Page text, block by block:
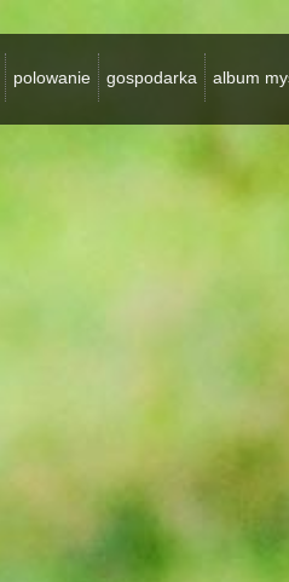
polowanie gospodarka album